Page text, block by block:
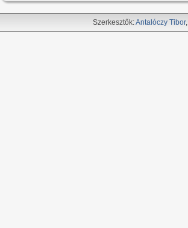
Szerkesztők:Antalóczy Tibor,